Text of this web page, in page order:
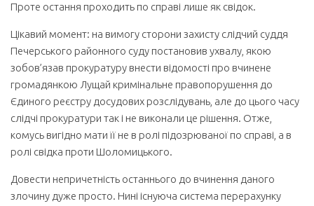
Проте остання проходить по справі лише як свідок.
Цікавий момент: на вимогу сторони захисту слідчий суддя
Печерського районного суду постановив ухвалу, якою
зобов’язав прокуратуру внести відомості про вчинене
громадянкою Лущай кримінальне правопорушення до
Єдиного реєстру досудових розслідувань, але до цього часу
слідчі прокуратури так і не виконали це рішення. Отже,
комусь вигідно мати її не в ролі підозрюваної по справі, а в
ролі свідка проти Шоломицького.
Довести непричетність останнього до вчинення даного
злочину дуже просто. Нині існуюча система перерахунку